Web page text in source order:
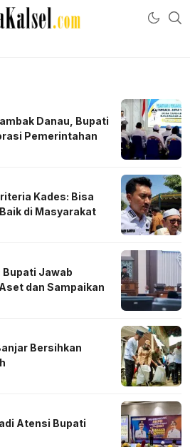
Banua
Danau, Bupati
Pemerintahan
Kades: Bisa
di Masyarakat
Bupati Jawab
dan Sampaikan
Bersihkan
Atensi Bupati